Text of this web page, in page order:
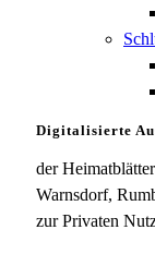
Digitalisierte
der
Warnsdorf,
zur Privaten